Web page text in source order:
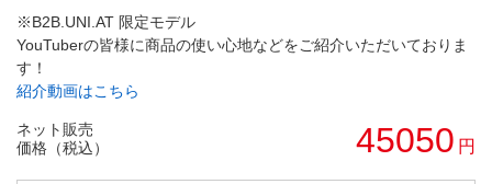
※B2B.UNI.AT 限定モデル
YouTuberの皆様に商品の使い心地などをご紹介いただいておりま
す！
紹介動画はこちら
ネット販売
価格（税込）
45050 円